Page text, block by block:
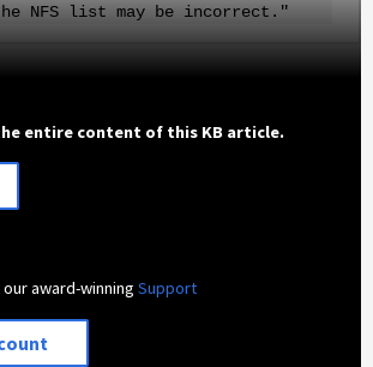
NFS list may be incorrect."
entire content of this KB article.
award-winningSupport